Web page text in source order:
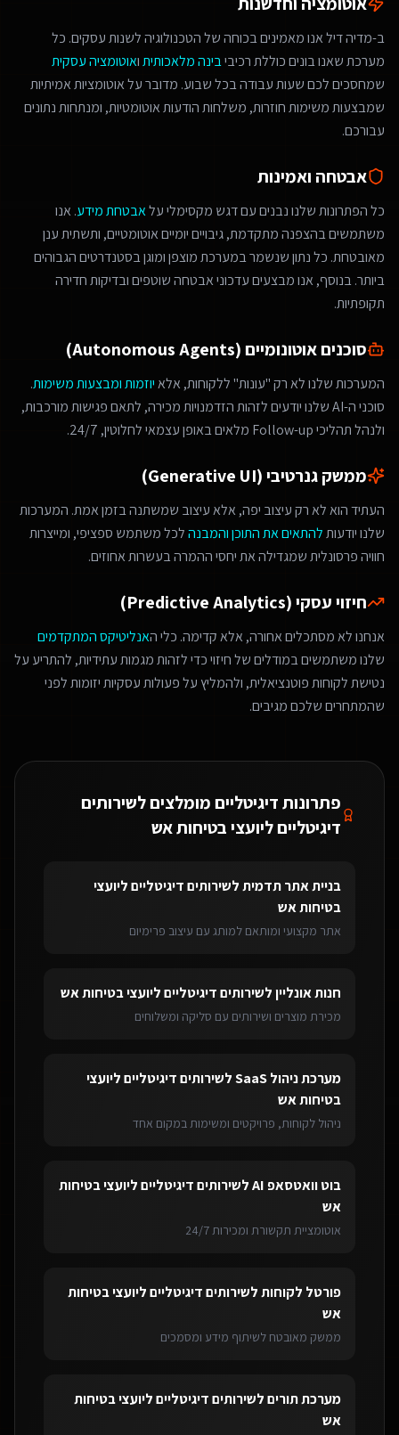
ב-מדיה דיל אנו מאמינים בכוחה של הטכנולוגיה לשנות עסקים. כל
מערכת שאנו בונים כוללת רכיביבינה מלאכותיתואוטומציה עסקית
שמחסכים לכם שעות עבודה בכל שבוע. מדובר על אוטומציות אמיתיות
שמבצעות משימות חוזרות, משלחות הודעות אוטומטיות, ומנתחות נתונים
עבורכם.
אבטחה ואמינות
כל הפתרונות שלנו נבנים עם דגש מקסימלי עלאבטחת מידע. אנו
משתמשים בהצפנה מתקדמת, גיבויים יומיים אוטומטיים, ותשתית ענן
מאובטחת. כל נתון שנשמר במערכת מוצפן ומוגן בסטנדרטים הגבוהים
ביותר. בנוסף, אנו מבצעים עדכוני אבטחה שוטפים ובדיקות חדירה
תקופתיות.
סוכנים אוטונומיים (Autonomous Agents)
המערכות שלנו לא רק "עונות" ללקוחות, אלאיוזמות ומבצעות משימות.
סוכני ה-AI שלנו יודעים לזהות הזדמנויות מכירה, לתאם פגישות מורכבות,
ולנהל תהליכי Follow-up מלאים באופן עצמאי לחלוטין, 24/7.
ממשק גנרטיבי (Generative UI)
העתיד הוא לא רק עיצוב יפה, אלא עיצוב שמשתנה בזמן אמת. המערכות
שלנו יודעותלהתאים את התוכן והמבנהלכל משתמש ספציפי, ומייצרות
חוויה פרסונלית שמגדילה את יחסי ההמרה בעשרות אחוזים.
חיזוי עסקי (Predictive Analytics)
אנחנו לא מסתכלים אחורה, אלא קדימה. כלי האנליטיקס המתקדמים
שלנו משתמשים במודלים של חיזוי כדי לזהות מגמות עתידיות, להתריע על
נטישת לקוחות פוטנציאלית, ולהמליץ על פעולות עסקיות יזומות לפני
שהמתחרים שלכם מגיבים.
פתרונות דיגיטליים מומלצים לשירותים
דיגיטליים ליועצי בטיחות אש
בניית אתר תדמיתלשירותים דיגיטליים ליועצי
בטיחות אש
אתר מקצועי ומותאם למותג עם עיצוב פרימיום
חנות אונלייןלשירותים דיגיטליים ליועצי בטיחות אש
מכירת מוצרים ושירותים עם סליקה ומשלוחים
מערכת ניהול SaaS לשירותים דיגיטליים ליועצי
בטיחות אש
ניהול לקוחות, פרויקטים ומשימות במקום אחד
בוט וואטסאפ AI לשירותים דיגיטליים ליועצי בטיחות
אש
אוטומציית תקשורת ומכירות 24/7
פורטל לקוחותלשירותים דיגיטליים ליועצי בטיחות
אש
ממשק מאובטח לשיתוף מידע ומסמכים
מערכת תוריםלשירותים דיגיטליים ליועצי בטיחות
אש